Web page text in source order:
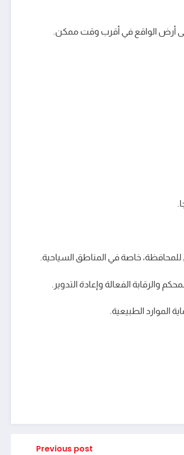
أرض الواقع في أقرب وقت ممكن.
خاصة في المناطق السياحية.
والرقابة الفعالة وإعادة التدوير.
الموارد الطبيعية.
Previous post